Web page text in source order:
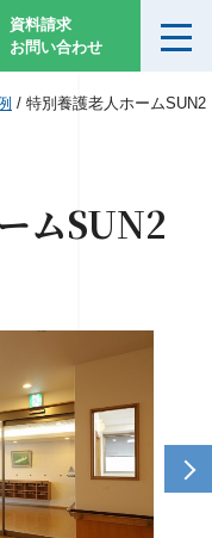
資料請求
お問い合わせ
/ 特別養護老人ホームSUN2
ムSUN2